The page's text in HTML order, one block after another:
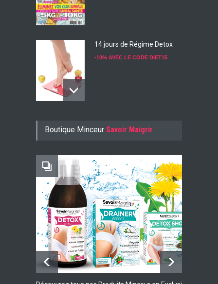
14 jours de Régime Detox
-10% AVEC LE CODE DIET15
-10% AVEC LE CODE KONJ10
Faites Votre Bilan Minceur
GRATUIT
Boutique Minceur Savoir Maigrir